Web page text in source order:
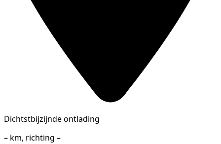
Dichtstbijzijnde ontlading
– km, richting –